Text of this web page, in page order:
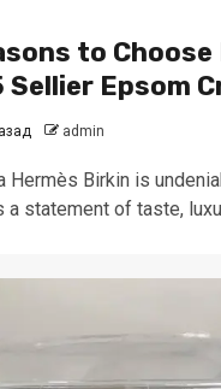
to Choose
Sellier Epsom
admin
Hermès Birkin is
a statement of taste,